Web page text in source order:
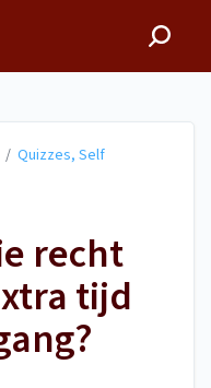
/ Quizzes, Self
recht
tijd